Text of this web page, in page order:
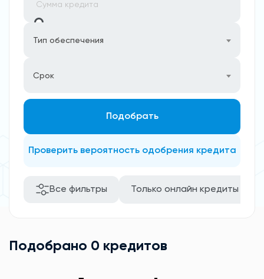
Тип обеспечения
Срок
Подобрать
Проверить вероятность одобрения кредита
Все фильтры Только онлайн кредиты
Подобрано 0 кредитов